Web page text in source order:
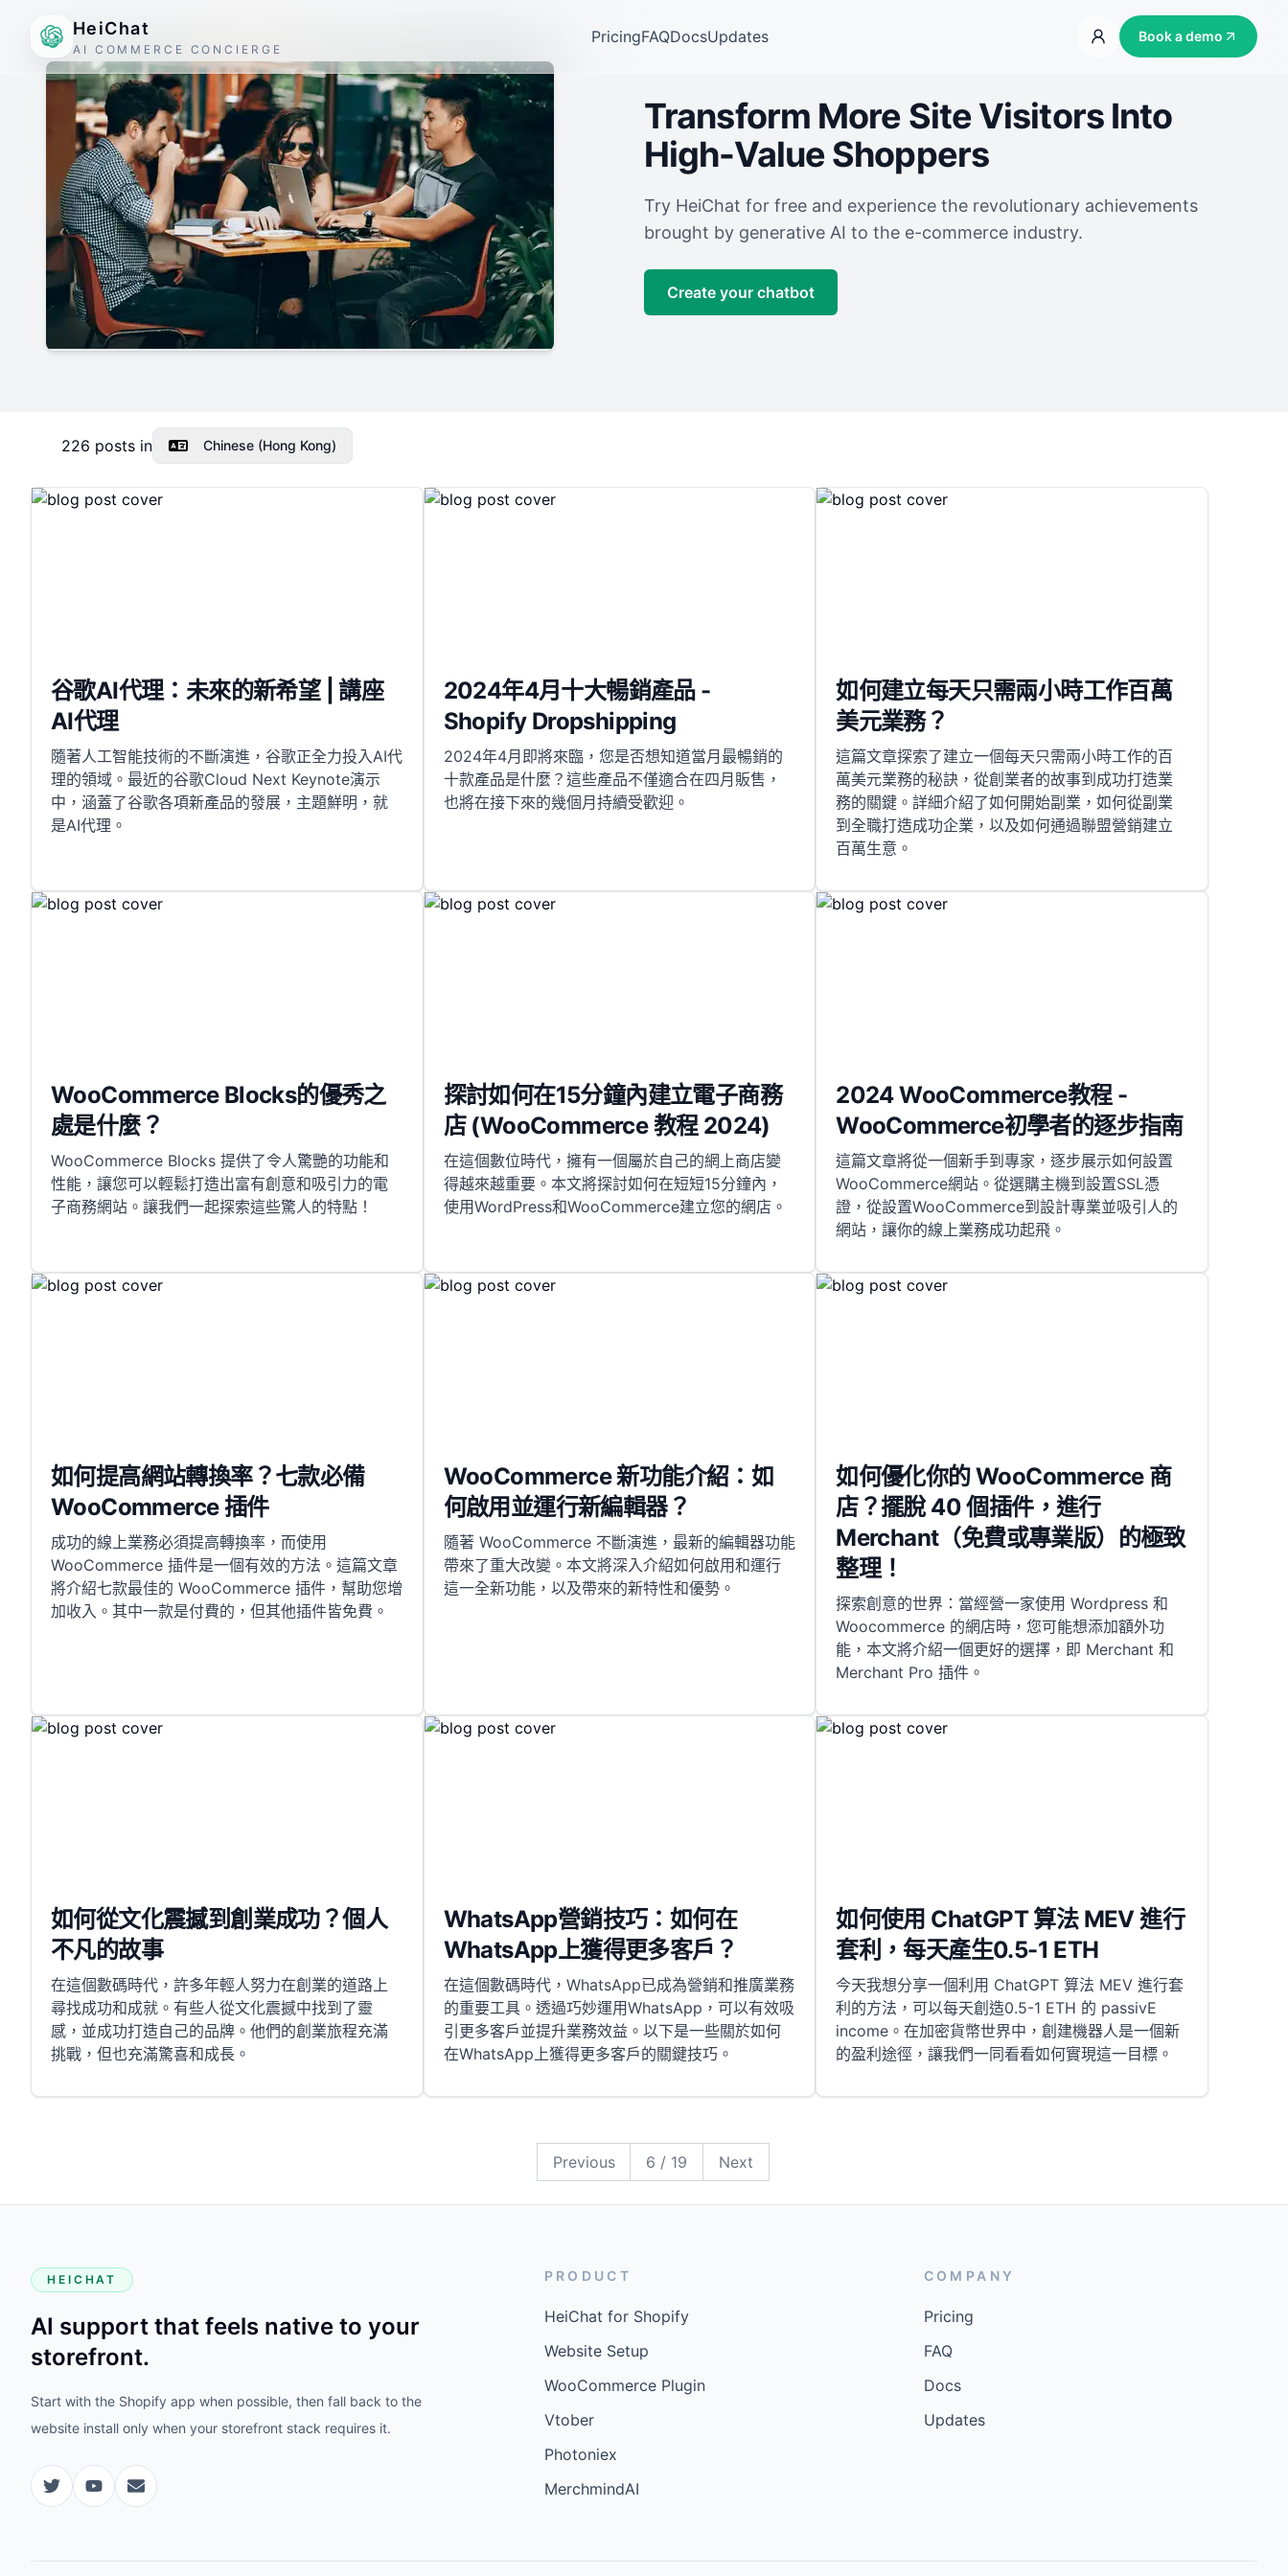
HeiChat
AI COMMERCE CONCIERGE
PricingFAQDocsUpdates Book a demo
Transform More Site Visitors Into
High-Value Shoppers
Try HeiChat for free and experience the revolutionary achievements
brought by generative AI to the e-commerce industry.
Create your chatbot
226 posts in Chinese (Hong Kong)
谷歌AI代理：未來的新希望 | 講座
AI代理
隨著人工智能技術的不斷演進，谷歌正全力投入AI代
理的領域。最近的谷歌Cloud Next Keynote演示
中，涵蓋了谷歌各項新產品的發展，主題鮮明，就
是AI代理。
2024年4月十大暢銷產品 -
Shopify Dropshipping
2024年4月即將來臨，您是否想知道當月最暢銷的
十款產品是什麼？這些產品不僅適合在四月販售，
也將在接下來的幾個月持續受歡迎。
如何建立每天只需兩小時工作百萬
美元業務？
這篇文章探索了建立一個每天只需兩小時工作的百
萬美元業務的秘訣，從創業者的故事到成功打造業
務的關鍵。詳細介紹了如何開始副業，如何從副業
到全職打造成功企業，以及如何通過聯盟營銷建立
百萬生意。
WooCommerce Blocks的優秀之
處是什麼？
WooCommerce Blocks 提供了令人驚艷的功能和
性能，讓您可以輕鬆打造出富有創意和吸引力的電
子商務網站。讓我們一起探索這些驚人的特點！
探討如何在15分鐘內建立電子商務
店 (WooCommerce 教程 2024)
在這個數位時代，擁有一個屬於自己的網上商店變
得越來越重要。本文將探討如何在短短15分鐘內，
使用WordPress和WooCommerce建立您的網店。
2024 WooCommerce教程 -
WooCommerce初學者的逐步指南
這篇文章將從一個新手到專家，逐步展示如何設置
WooCommerce網站。從選購主機到設置SSL憑
證，從設置WooCommerce到設計專業並吸引人的
網站，讓你的線上業務成功起飛。
如何提高網站轉換率？七款必備
WooCommerce 插件
成功的線上業務必須提高轉換率，而使用
WooCommerce 插件是一個有效的方法。這篇文章
將介紹七款最佳的 WooCommerce 插件，幫助您增
加收入。其中一款是付費的，但其他插件皆免費。
WooCommerce 新功能介紹：如
何啟用並運行新編輯器？
隨著 WooCommerce 不斷演進，最新的編輯器功能
帶來了重大改變。本文將深入介紹如何啟用和運行
這一全新功能，以及帶來的新特性和優勢。
如何優化你的 WooCommerce 商
店？擺脫 40 個插件，進行
Merchant（免費或專業版）的極致
整理！
探索創意的世界：當經營一家使用 Wordpress 和
Woocommerce 的網店時，您可能想添加額外功
能，本文將介紹一個更好的選擇，即 Merchant 和
Merchant Pro 插件。
如何從文化震撼到創業成功？個人
不凡的故事
在這個數碼時代，許多年輕人努力在創業的道路上
尋找成功和成就。有些人從文化震撼中找到了靈
感，並成功打造自己的品牌。他們的創業旅程充滿
挑戰，但也充滿驚喜和成長。
WhatsApp營銷技巧：如何在
WhatsApp上獲得更多客戶？
在這個數碼時代，WhatsApp已成為營銷和推廣業務
的重要工具。透過巧妙運用WhatsApp，可以有效吸
引更多客戶並提升業務效益。以下是一些關於如何
在WhatsApp上獲得更多客戶的關鍵技巧。
如何使用 ChatGPT 算法 MEV 進行
套利，每天產生0.5-1 ETH
今天我想分享一個利用 ChatGPT 算法 MEV 進行套
利的方法，可以每天創造0.5-1 ETH 的 passivE
income。在加密貨幣世界中，創建機器人是一個新
的盈利途徑，讓我們一同看看如何實現這一目標。
Previous 6 / 19 Next19
HEICHAT
AI support that feels native to your
storefront.
Start with the Shopify app when possible, then fall back to the
website install only when your storefront stack requires it.
PRODUCT
HeiChat for Shopify
Website Setup
WooCommerce Plugin
Vtober
Photoniex
MerchmindAI
COMPANY
Pricing
FAQ
Docs
Updates